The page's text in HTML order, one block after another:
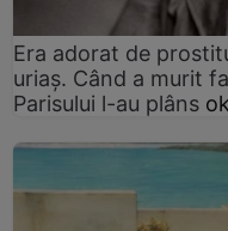
Era adorat de
uriaș. Când a murit
Parisului l-au plâns